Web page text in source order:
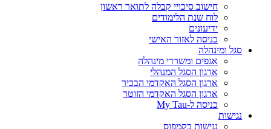
חישוב סיכויי קבלה לתואר ראשון
לוח שנת הלימודים
ידיעונים
כניסה לאזור האישי
סגל ומינהלה
אגפים ומשרדי מינהלה
ארגון הסגל המנהלי
ארגון הסגל האקדמי הבכיר
ארגון הסגל האקדמי הזוטר
כניסה ל-My Tau
נגישות
נגישות בקמפוס